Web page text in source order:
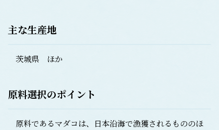
主な生産地
茨城県 ほか
原料選択のポイント
原料であるマダコは、日本沿海で漁獲されるもののほ